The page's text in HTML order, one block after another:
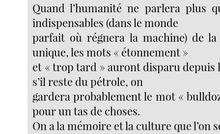
Quand l’humanité ne parlera plus
indispensables (dans le monde
parfait où régnera la machine) de
unique, les mots « étonnement »
et « trop tard » auront disparu depuis
s’il reste du pétrole, on
gardera probablement le mot «
pour un tas de choses.
On a la mémoire et la culture que l’on